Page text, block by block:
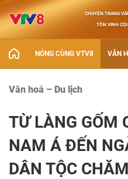
CHUYÊN TRANG
TÔN VINH
NÓNG CÙNG VTV8 VĂN
Văn hoá – Du lịch
TỪ LÀNG GỐM
NAM Á ĐẾN
DÂN TỘC